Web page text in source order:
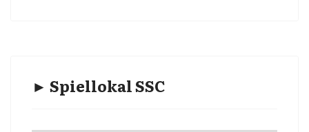
► Spiellokal SSC